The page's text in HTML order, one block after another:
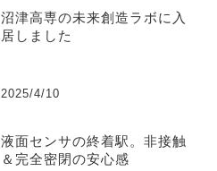
沼津高専の未来創造ラボに入
居しました
2025/4/10
液面センサの終着駅。非接触
＆完全密閉の安心感